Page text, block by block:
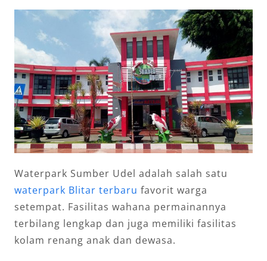
Waterpark Sumber Udel adalah salah satu
waterpark Blitar terbaru favorit warga
setempat. Fasilitas wahana permainannya
terbilang lengkap dan juga memiliki fasilitas
kolam renang anak dan dewasa.